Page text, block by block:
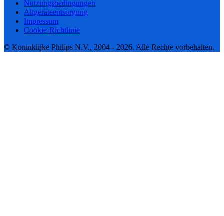
Nutzungsbedingungen
Altgeräteentsorgung
Impressum
Cookie-Richtlinie
© Koninklijke Philips N.V., 2004 - 2026. Alle Rechte vorbehalten.